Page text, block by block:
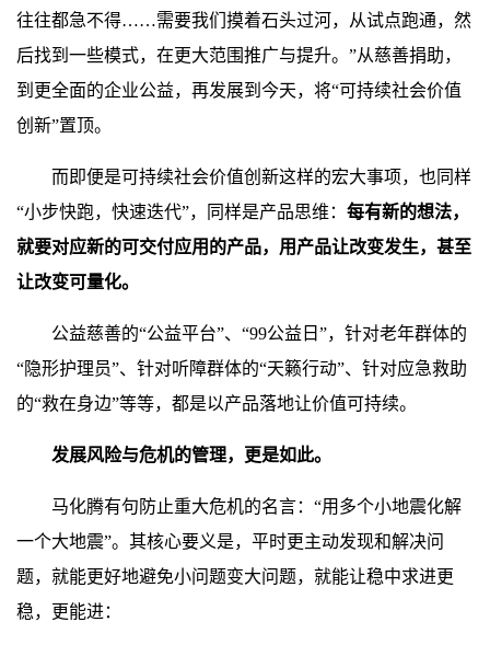
往往都急不得……需要我们摸着石头过河，从试点跑通，然
后找到一些模式，在更大范围推广与提升。”从慈善捐助，
到更全面的企业公益，再发展到今天，将“可持续社会价值
创新”置顶。
而即便是可持续社会价值创新这样的宏大事项，也同样
“小步快跑，快速迭代”，同样是产品思维： 每有新的想法，
就要对应新的可交付应用的产品，用产品让改变发生，甚至
让改变可量化。
公益慈善的“公益平台”、“99公益日”，针对老年群体的
“隐形护理员”、针对听障群体的“天籁行动”、针对应急救助
的“救在身边”等等，都是以产品落地让价值可持续。
发展风险与危机的管理，更是如此。
马化腾有句防止重大危机的名言：“用多个小地震化解
一个大地震”。其核心要义是，平时更主动发现和解决问
题，就能更好地避免小问题变大问题，就能让稳中求进更
稳，更能进：